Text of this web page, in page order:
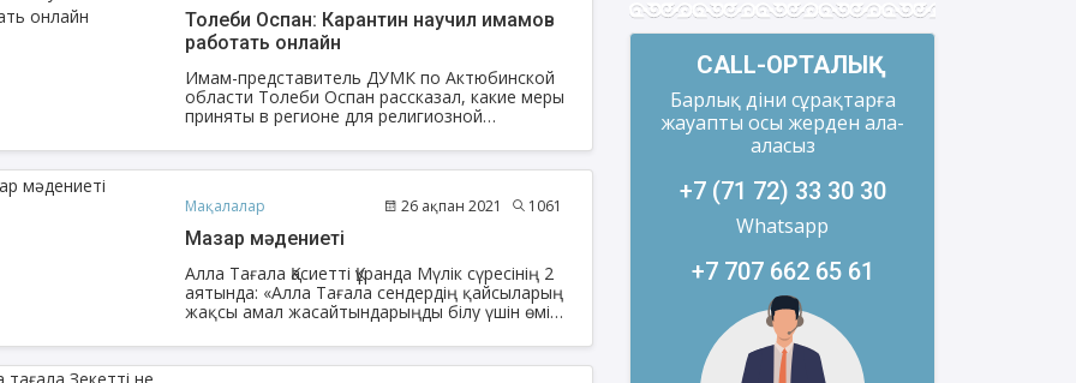
Толеби Оспан: Карантин научил имамов
работать онлайн
Имам-представитель ДУМК по Актюбинской
области Толеби Оспан рассказал, какие меры
приняты в регионе для религиозной
выходят из ситуации с ограничениями. Не
остались без внимания вопросы
в честь 30-летия Духовного управления
мусульман Казахстана.
Мақалалар 26 ақпан 2021 1061
Мазар мәдениеті
Алла Тағала Қасиетті Құранда Мүлік сүресінің 2
аятында: «Алла Тағала сендердің қайсыларың
жақсы амал жасайтындарыңды білу үшін өмір
сырына үңілсек, Жаббар Хақ адам баласын
өмірге қанат қақтырып, кейін өлім қылышын
CALL-ОРТАЛЫҚ
Барлық діни сұрақтарға
жауапты осы жерден ала-
аласыз
+7 (71 72) 33 30 30
Whatsapp
+7 707 662 65 61